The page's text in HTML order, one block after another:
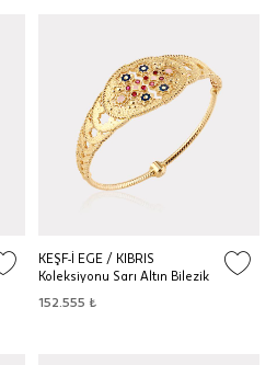
KEŞF-İ EGE / KIBRIS
Koleksiyonu Sarı Altın Bilezik
152.555 ₺